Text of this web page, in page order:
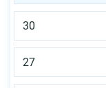
30
27